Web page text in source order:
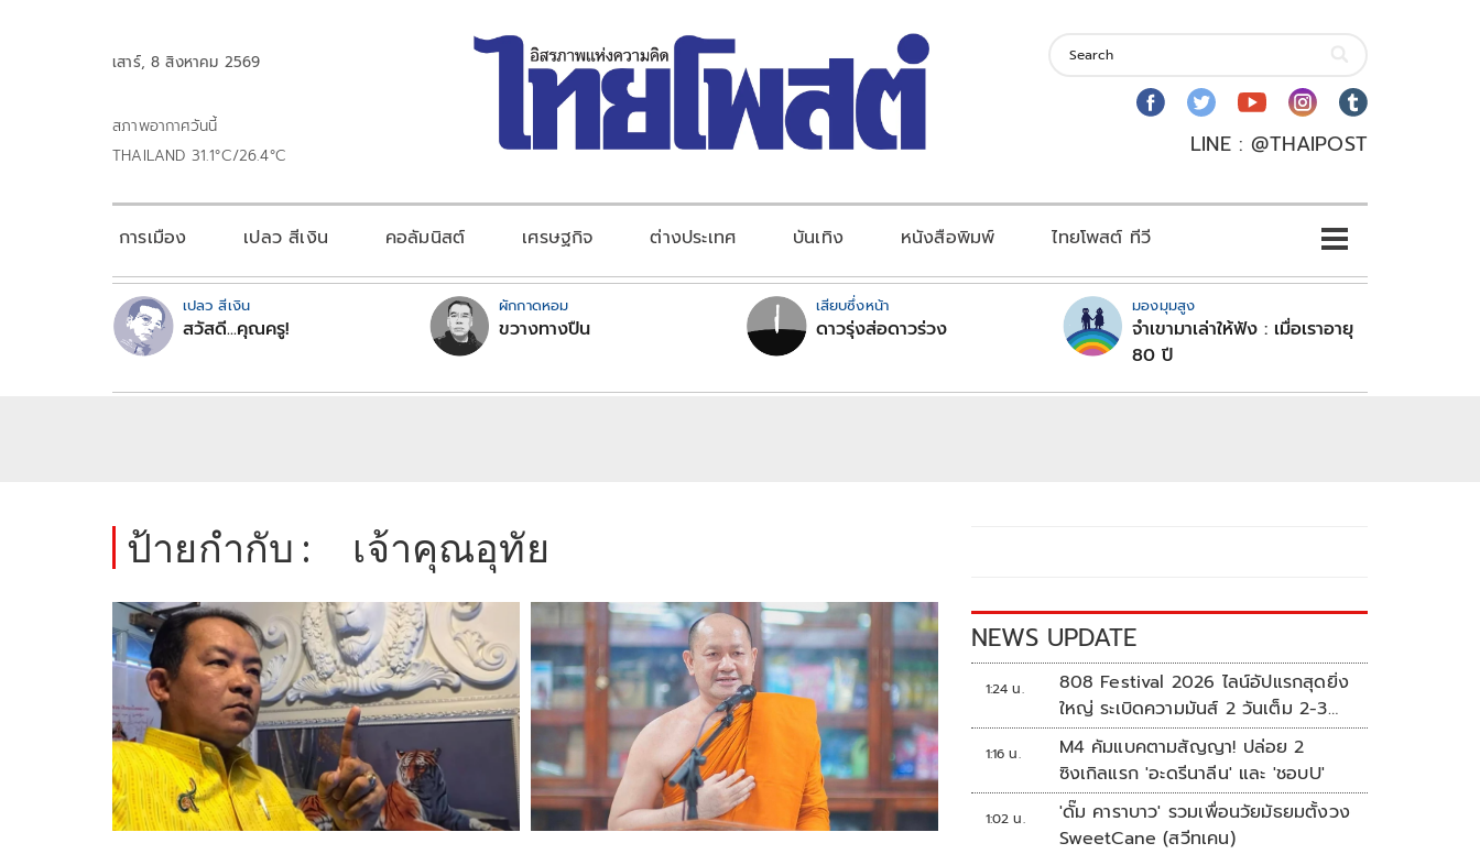
เสาร์, 8 สิงหาคม 2569
สภาพอากาศวันนี้
THAILAND 31.1°C/26.4°C
LINE : @THAIPOST
การเมือง เปลว สีเงิน คอลัมนิสต์ เศรษฐกิจ ต่างประเทศ บันเทิง หนังสือพิมพ์ ไทยโพสต์ ทีวี
เปลว สีเงิน
สวัสดี...คุณครู!
ผักกาดหอม
ขวางทางปืน
เสียบซึ่งหน้า
ดาวรุ่งส่อดาวร่วง
มองมุมสูง
จำเขามาเล่าให้ฟัง : เมื่อเราอายุ
80 ปี
ป้ายกำกับ : เจ้าคุณอุทัย
NEWS UPDATE
1:24 น.
808 Festival 2026 ไลน์อัปแรกสุดยิ่ง
ใหญ่ ระเบิดความมันส์ 2 วันเต็ม 2-3
ต.ค.นี้
1:16 น.
M4 คัมแบคตามสัญญา! ปล่อย 2
ซิงเกิลแรก 'อะดรีนาลีน' และ 'ชอบU'
1:02 น.
'ดั๊ม คาราบาว' รวมเพื่อนวัยมัธยมตั้งวง
SweetCane (สวีทเคน)